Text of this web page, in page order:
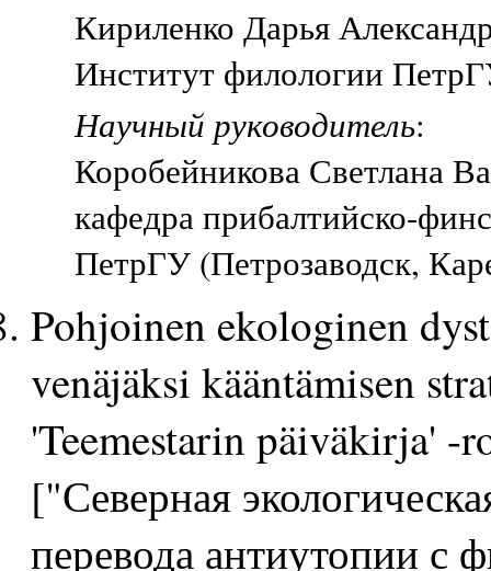
Кириленко Дарья
Институт филологии
Научный руководитель:
Коробейникова Светлана
кафедра прибалтийско-
ПетрГУ (Петрозаводск,
Pohjoinen ekologinen
venäjäksi kääntämisen
'Teemestarin päiväkirja' -
["Северная
перевода антиутопии с